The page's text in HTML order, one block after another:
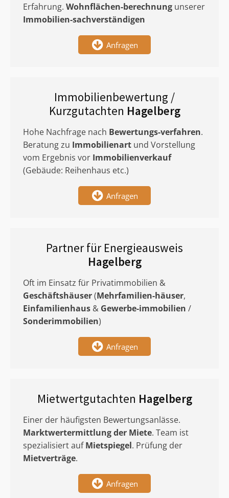
Erfahrung. Wohnflächen-berechnung unserer
Immobilien-sachverständigen
Anfragen
Immobilienbewertung /
Kurzgutachten Hagelberg
Hohe Nachfrage nach Bewertungs-verfahren.
Beratung zu Immobilienart und Vorstellung
vom Ergebnis vor Immobilienverkauf
(Gebäude: Reihenhaus etc.)
Anfragen
Partner für Energieausweis
Hagelberg
Oft im Einsatz für Privatimmobilien &
Geschäftshäuser(Mehrfamilien-häuser,
Einfamilienhaus & Gewerbe-immobilien /
Sonderimmobilien)
Anfragen
Mietwertgutachten Hagelberg
Einer der häufigsten Bewertungsanlässe.
Marktwertermittlungder Miete. Team ist
spezialisiert aufMietspiegel. Prüfung der
Mietverträge.
Anfragen